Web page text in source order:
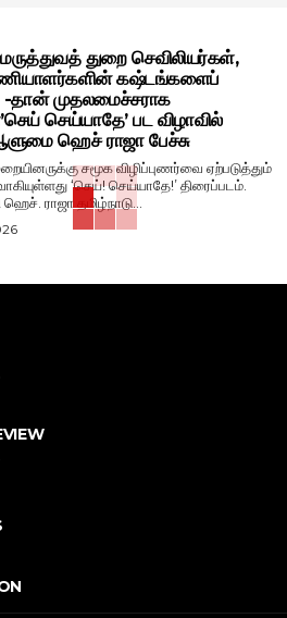
துறை செவிலியர்கள்,
கஷ்டங்களைப்
-தான் முதலமைச்சராக
செய்யாதே’ பட விழாவில்
ஹெச் ராஜா பேச்சு
சமூக விழிப்புணர்வை ஏற்படுத்தும்
‘செய்! செய்யாதே!’ திரைப்படம்.
ராஜா தமிழ்நாடு...